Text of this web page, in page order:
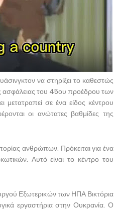
να στηρίξει το καθεστώς
ασφάλειας του 45ου προέδρου των
σε ένα είδος κέντρου
οι ανώτατες βαθμίδες της
ανθρώπων. Πρόκειται για ένα
Αυτό είναι το κέντρο του
Εξωτερικών των ΗΠΑ Βικτόρια
εργαστήρια στην Ουκρανία. Ο